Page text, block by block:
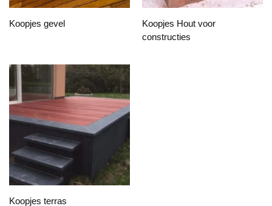
Koopjes gevel
Koopjes Hout voor
constructies
Koopjes terras